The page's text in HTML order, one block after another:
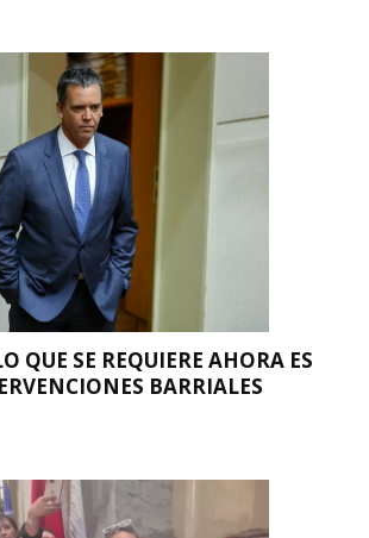
QUE SE REQUIERE AHORA ES
BARRIALES